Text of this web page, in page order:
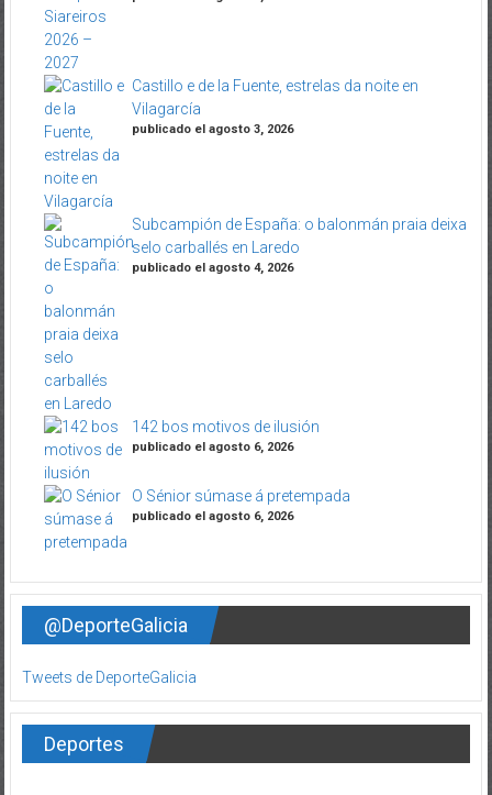
Castillo e de la Fuente, estrelas da noite en
Vilagarcía
publicado el agosto 3, 2026
Subcampión de España: o balonmán praia deixa
selo carballés en Laredo
publicado el agosto 4, 2026
142 bos motivos de ilusión
publicado el agosto 6, 2026
O Sénior súmase á pretempada
publicado el agosto 6, 2026
@DeporteGalicia
Tweets de DeporteGalicia
Deportes